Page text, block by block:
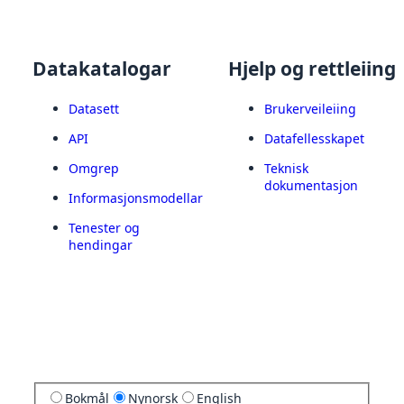
Datakatalogar
Datasett
API
Omgrep
Informasjonsmodellar
Tenester og
hendingar
Hjelp og rettleiing
Brukerveileiing
Datafellesskapet
Teknisk
dokumentasjon
Bokmål Nynorsk English